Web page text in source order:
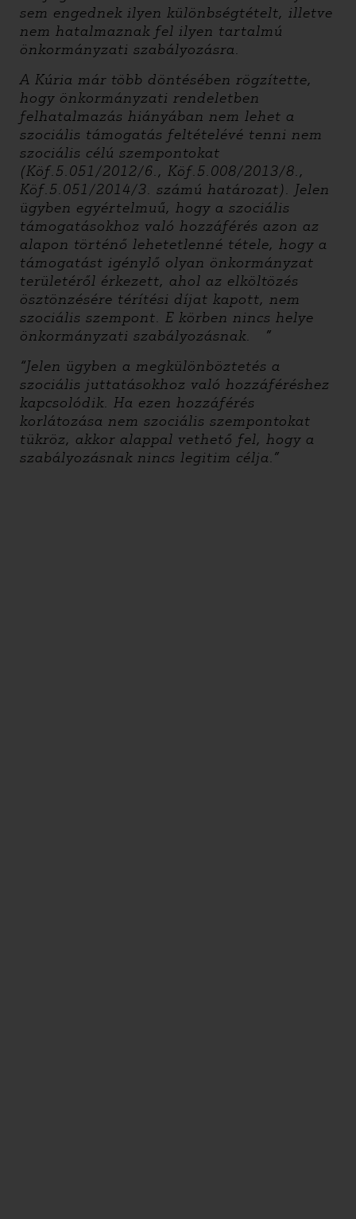
sem engednek ilyen különbségtételt, illetve
nem hatalmaznak fel ilyen tartalmú
önkormányzati szabályozásra.
A Kúria már több döntésében rögzítette,
hogy önkormányzati rendeletben
felhatalmazás hiányában nem lehet a
szociális támogatás feltételévé tenni nem
szociális célú szempontokat
(Köf.5.051/2012/6., Köf.5.008/2013/8.,
Köf.5.051/2014/3. számú határozat). Jelen
ügyben egyértelmuű, hogy a szociális
támogatásokhoz való hozzáférés azon az
alapon történő lehetetlenné tétele, hogy a
támogatást igénylő olyan önkormányzat
területéről érkezett, ahol az elköltözés
ösztönzésére térítési díjat kapott, nem
szociális szempont. E körben nincs helye
önkormányzati szabályozásnak. ”
“Jelen ügyben a megkülönböztetés a
szociális juttatásokhoz való hozzáféréshez
kapcsolódik. Ha ezen hozzáférés
korlátozása nem szociális szempontokat
tükröz, akkor alappal vethető fel, hogy a
szabályozásnak nincs legitim célja.”